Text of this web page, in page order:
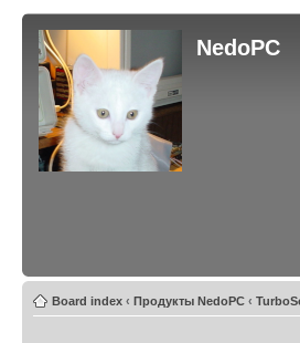
NedoPC
Board index ‹ Продукты NedoPC ‹